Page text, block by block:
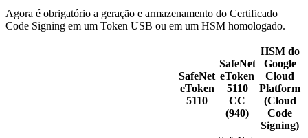
Agora é obrigatório a geração e armazenamento do Certificado
Code Signing em um Token USB ou em um HSM homologado.
SafeNet
eToken
5110
SafeNet
eToken
5110
CC
(940)
HSM do
Google
Cloud
Platform
(Cloud
Code
Signing)